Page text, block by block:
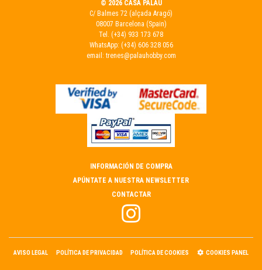
© 2026 CASA PALAU
C/ Balmes 72 (alçada Aragó)
08007 Barcelona (Spain)
Tel. (+34) 933 173 678
WhatsApp: (+34) 606 328 056
email: trenes@palauhobby.com
INFORMACIÓN DE COMPRA
APÚNTATE A NUESTRA NEWSLETTER
CONTACTAR
AVISO LEGAL POLÍTICA DE PRIVACIDAD POLÍTICA DE COOKIES COOKIES PANEL